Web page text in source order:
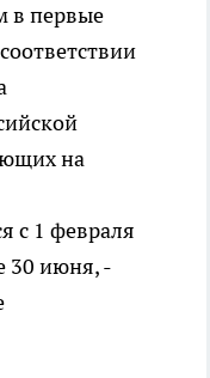
в первые
на
с 1 февраля
30 июня, -